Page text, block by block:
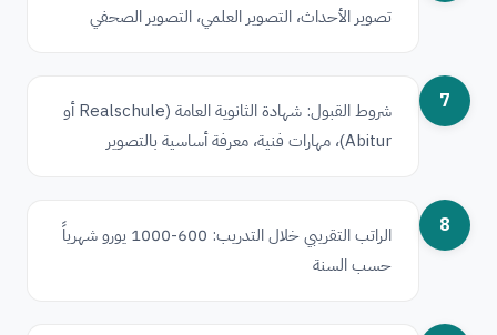
تصوير الأحداث، التصوير العلمي، التصوير الصحفي
7
شروط القبول: شهادة الثانوية العامة (Realschule أو
Abitur)، مهارات فنية، معرفة أساسية بالتصوير
8
الراتب التقريبي خلال التدريب: 600-1000 يورو شهرياً
حسب السنة